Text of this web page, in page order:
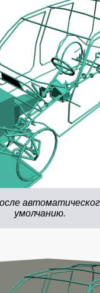
умолчанию.